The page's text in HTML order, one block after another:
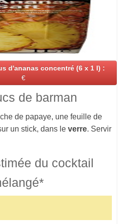
d'ananas concentré (6 x 1 l) :
€
de barman
de papaye, une feuille de
un stick, dans le verre. Servir
du cocktail